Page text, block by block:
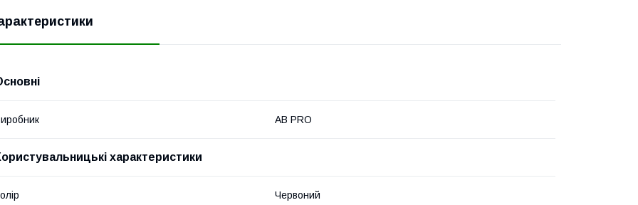
AB PRO
характеристики
Червоний